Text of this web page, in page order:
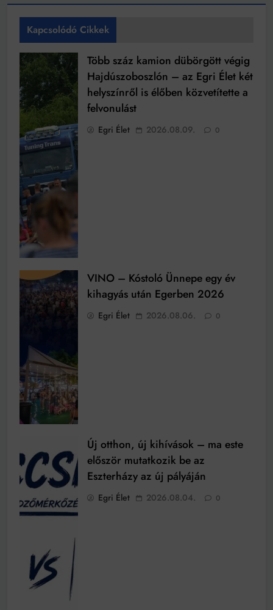
Kapcsolódó Cikkek
Több száz kamion dübörgött végig
Hajdúszoboszlón – az Egri Élet két
helyszínről is élőben közvetítette a
felvonulást
Egri Élet 2026.08.09. 0
VINO – Kóstoló Ünnepe egy év
kihagyás után Egerben 2026
Egri Élet 2026.08.06. 0
Új otthon, új kihívások – ma este
először mutatkozik be az
Eszterházy az új pályáján
Egri Élet 2026.08.04. 0